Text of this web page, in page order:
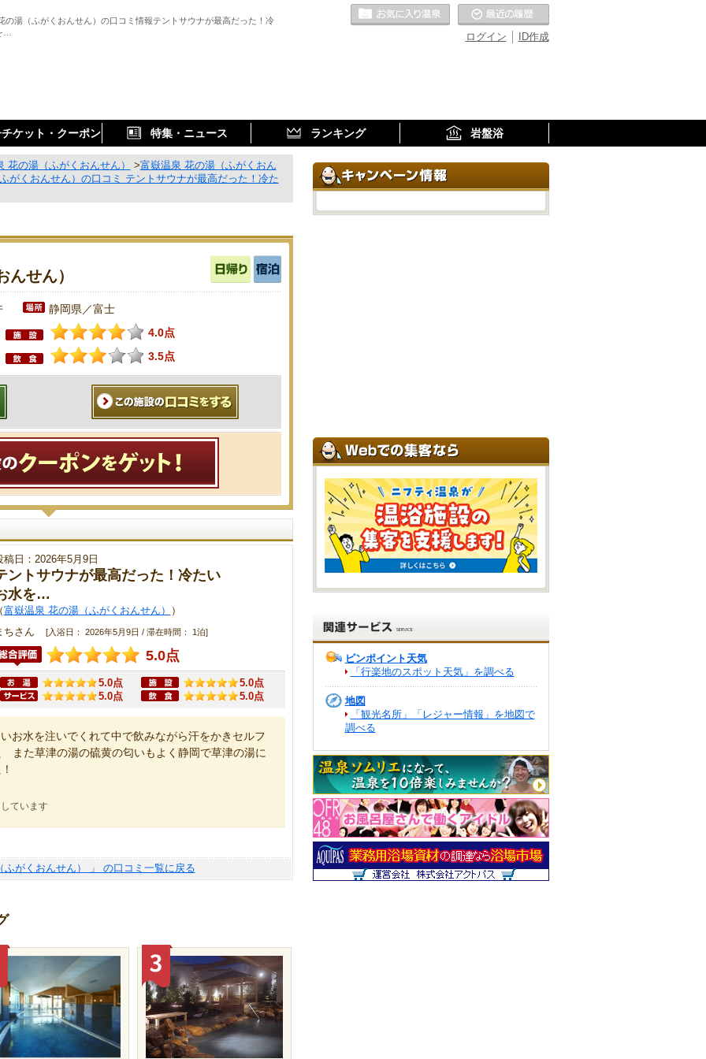
の湯（ふがくおんせん）の口コミ情報テントサウナが最高だった！冷
…
ID作成
ログイン
お気に入りの温泉
ケット・クーポン 特集・ニュース ランキング 岩盤浴
花の湯（ふがくおんせん） >富嶽温泉 花の湯（ふがくおん
がくおんせん）の口コミ テントサウナが最高だった！冷た
せん）
静岡県／富士
4.0点
3.5点
稿日：2026年5月9日
ントサウナが最高だった！冷たい
水を…
富嶽温泉 花の湯（ふがくおんせん）
）
ちさん
[入浴日： 2026年5月9日 / 滞在時間： 1泊]
5.0点
5.0点
5.0点
5.0点
5.0点
お水を注いでくれて中で飲みながら汗をかきセルフ
た草津の湯の硫黄の匂いもよく静岡で草津の湯に
ています
がくおんせん） 」 の口コミ一覧に戻る
ピンポイント天気
「行楽地のスポット天気」を調べる
地図
「観光名所」「レジャー情報」を地図で
調べる